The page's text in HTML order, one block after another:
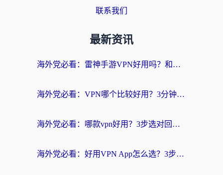
联系我们
最新资讯
海外党必看：雷神手游VPN好用吗？和天速回国VPN对比哪个回国效果更好？附实用加速器选择指南
海外党必看：VPN哪个比较好用？3分钟找到适合你的回国加速方案
海外党必看：哪款vpn好用？3步选对回国加速器，无缝刷剧玩游戏
海外党必看：好用VPN App怎么选？3步教你无缝访问国内资源